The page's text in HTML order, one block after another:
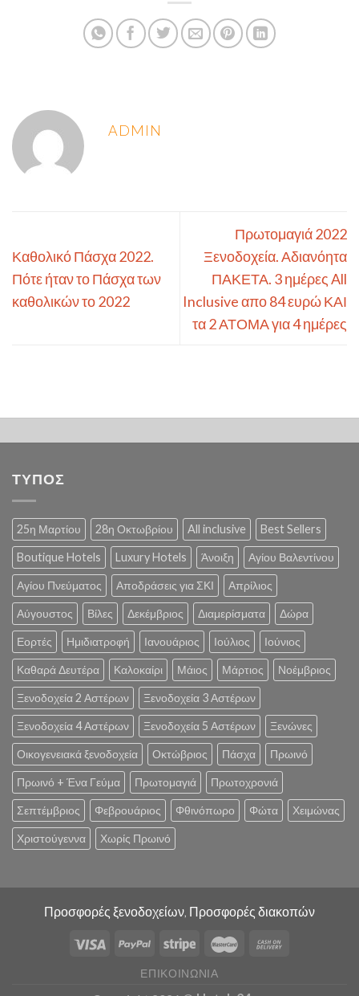
ADMIN
Καθολικό Πάσχα 2022.
Πότε ήταν το Πάσχα των
καθολικών το 2022
Πρωτομαγιά 2022
Ξενοδοχεία. Αδιανόητα
ΠΑΚΕΤΑ. 3 ημέρες All
Inclusive απο 84 ευρώ ΚΑΙ
τα 2 ΑΤΟΜΑ για 4 ημέρες
ΤΥΠΟΣ
25η Μαρτίου 28η Οκτωβρίου All inclusive Best Sellers
Boutique Hotels Luxury Hotels Άνοιξη Αγίου Βαλεντίνου
Αγίου Πνεύματος Αποδράσεις για ΣΚΙ Απρίλιος
Αύγουστος Βίλες Δεκέμβριος Διαμερίσματα Δώρα
Εορτές Ημιδιατροφή Ιανουάριος Ιούλιος Ιούνιος
Καθαρά Δευτέρα Καλοκαίρι Μάιος Μάρτιος Νοέμβριος
Ξενοδοχεία 2 Αστέρων Ξενοδοχεία 3 Αστέρων
Ξενοδοχεία 4 Αστέρων Ξενοδοχεία 5 Αστέρων Ξενώνες
Οικογενειακά ξενοδοχεία Οκτώβριος Πάσχα Πρωινό
Πρωινό + Ένα Γεύμα Πρωτομαγιά Πρωτοχρονιά
Σεπτέμβριος Φεβρουάριος Φθινόπωρο Φώτα Χειμώνας
Χριστούγεννα Χωρίς Πρωινό
Προσφορές ξενοδοχείων, Προσφορές διακοπών
ΕΠΙΚΟΙΝΩΝΊΑ